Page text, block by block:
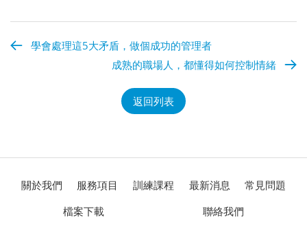
學會處理這5大矛盾，做個成功的管理者
成熟的職場人，都懂得如何控制情緒
返回列表
關於我們 服務項目 訓練課程 最新消息
常見問題
檔案下載
聯絡我們